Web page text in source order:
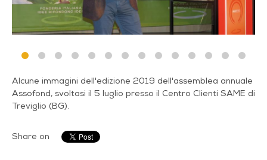
Alcune immagini dell'edizione 2019 dell'assemblea annuale
Assofond, svoltasi il 5 luglio presso il Centro Clienti SAME di
Treviglio (BG).
Share on